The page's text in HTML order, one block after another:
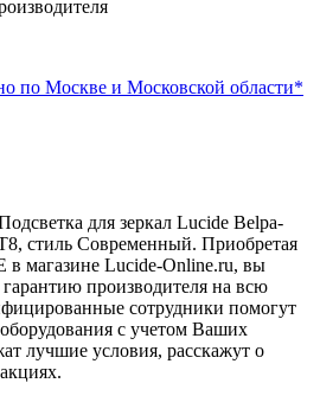
по Москве и Московской области*
для зеркал Lucide Belpa-
стиль Современный. Приобретая
магазине Lucide-Online.ru, вы
производителя на всю
сотрудники помогут
с учетом Ваших
лучшие условия, расскажут о